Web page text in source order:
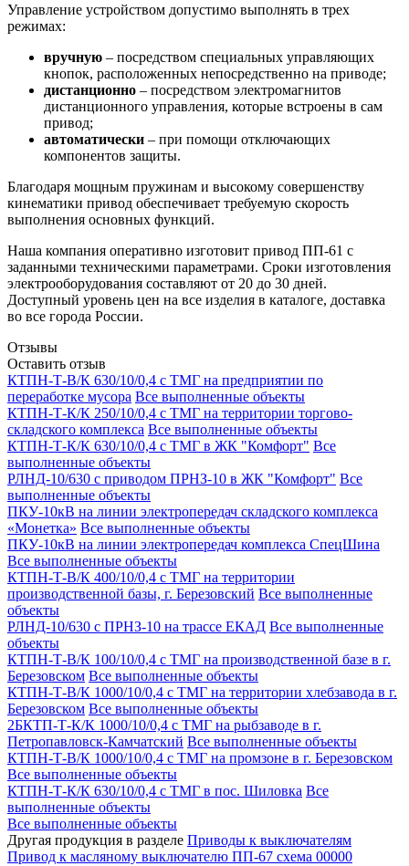
Управление устройством допустимо выполнять в трех
режимах:
вручную – посредством специальных управляющих
кнопок, расположенных непосредственно на приводе;
дистанционно – посредством электромагнитов
дистанционного управления, которые встроены в сам
привод;
автоматически – при помощи отключающих
компонентов защиты.
Благодаря мощным пружинам и высокому совершенству
кинематики привод обеспечивает требуемую скорость
выполнения основных функций.
Наша компания оперативно изготовит привод ПП-61 с
заданными техническими параметрами. Сроки изготовления
электрооборудования составляют от 20 до 30 дней.
Доступный уровень цен на все изделия в каталоге, доставка
во все города России.
Отзывы
Оставить отзыв
КТПН-Т-В/К 630/10/0,4 с ТМГ на предприятии по
переработке мусора Все выполненные объекты
КТПН-Т-К/К 250/10/0,4 с ТМГ на территории торгово-
складского комплекса Все выполненные объекты
КТПН-Т-К/К 630/10/0,4 с ТМГ в ЖК "Комфорт" Все
выполненные объекты
РЛНД-10/630 с приводом ПРНЗ-10 в ЖК "Комфорт" Все
выполненные объекты
ПКУ-10кВ на линии электропередач складского комплекса
«Монетка» Все выполненные объекты
ПКУ-10кВ на линии электропередач комплекса СпецШина
Все выполненные объекты
КТПН-Т-В/К 400/10/0,4 с ТМГ на территории
производственной базы, г. Березовский Все выполненные
объекты
РЛНД-10/630 с ПРНЗ-10 на трассе ЕКАД Все выполненные
объекты
КТПН-Т-В/К 100/10/0,4 с ТМГ на производственной базе в г.
Березовском Все выполненные объекты
КТПН-Т-В/К 1000/10/0,4 с ТМГ на территории хлебзавода в г.
Березовском Все выполненные объекты
2БКТП-Т-К/К 1000/10/0,4 с ТМГ на рыбзаводе в г.
Петропавловск-Камчатский Все выполненные объекты
КТПН-Т-В/К 1000/10/0,4 с ТМГ на промзоне в г. Березовском
Все выполненные объекты
КТПН-Т-К/К 630/10/0,4 с ТМГ в пос. Шиловка Все
выполненные объекты
Все выполненные объекты
Другая продукция в разделе Приводы к выключателям
Привод к масляному выключателю ПП-67 схема 00000